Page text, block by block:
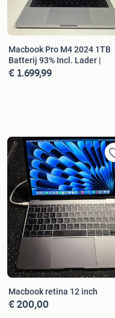
Macbook Pro M4 2024 1TB
Batterij 93% Incl. Lader |
€ 1.699,99
Macbook retina 12 inch
€ 200,00